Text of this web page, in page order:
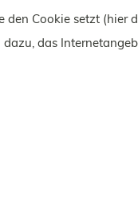
Cookie setzt (hier
das